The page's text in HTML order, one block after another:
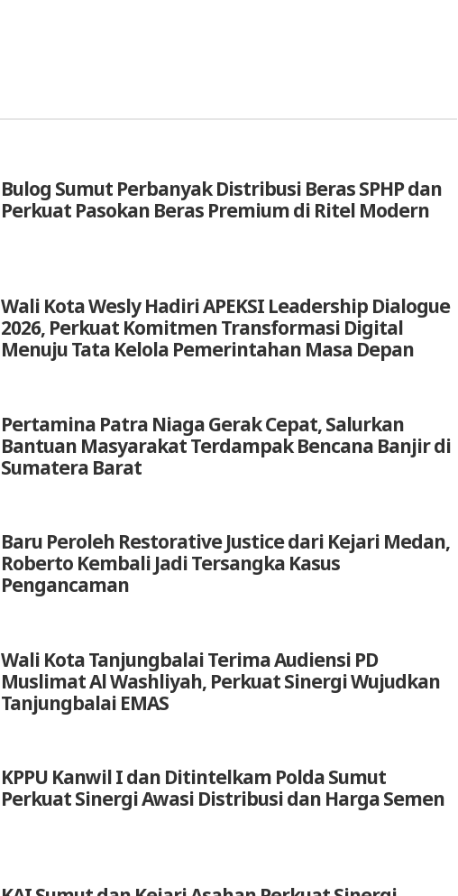
Bulog Sumut Perbanyak Distribusi Beras SPHP dan
Perkuat Pasokan Beras Premium di Ritel Modern
Wali Kota Wesly Hadiri APEKSI Leadership Dialogue
2026, Perkuat Komitmen Transformasi Digital
Menuju Tata Kelola Pemerintahan Masa Depan
Pertamina Patra Niaga Gerak Cepat, Salurkan
Bantuan Masyarakat Terdampak Bencana Banjir di
Sumatera Barat
Baru Peroleh Restorative Justice dari Kejari Medan,
Roberto Kembali Jadi Tersangka Kasus
Pengancaman
Wali Kota Tanjungbalai Terima Audiensi PD
Muslimat Al Washliyah, Perkuat Sinergi Wujudkan
Tanjungbalai EMAS
KPPU Kanwil I dan Ditintelkam Polda Sumut
Perkuat Sinergi Awasi Distribusi dan Harga Semen